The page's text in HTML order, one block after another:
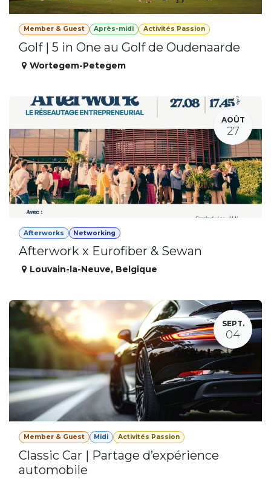
Member & Guest Après-midi Activités Passion
Golf | 5 in One au Golf de Oudenaarde
Wortegem-Petegem
AOÛT
27
Afterworks Networking
Afterwork x Eurofiber & Sewan
Louvain-la-Neuve, Belgique
SEPT.
04
Member & Guest Midi Activités Passion
Classic Car | Partage d’expérience
automobile